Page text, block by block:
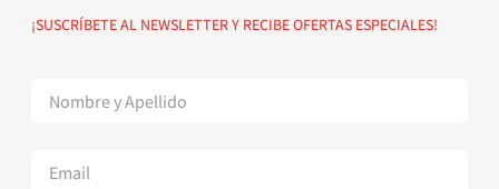
Suscribete al Newsletter
Superintendencia de Industria y Comercio
¡SUSCRÍBETE AL NEWSLETTER Y RECIBE OFERTAS ESPECIALES!